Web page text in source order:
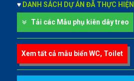
♥ DANH SÁCH DỰ ÁN ĐÃ THỰC HIỆN
Tải các Mẫu phụ kiên dây treo
Xem tất cả mẫu biển WC, Toilet